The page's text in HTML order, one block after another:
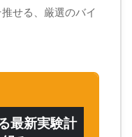
せる、厳選のバイ
最新実験計